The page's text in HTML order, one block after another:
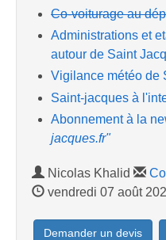
Co-voiturage au
Administrations et
autour de Saint
Vigilance météo de
Saint-jacques à
Abonnement à la
jacques.fr"
Nicolas Khalid
vendredi 07 août
Demander un devis